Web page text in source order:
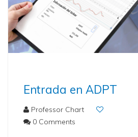
Entrada en ADPT
Professor Chart
0 Comments